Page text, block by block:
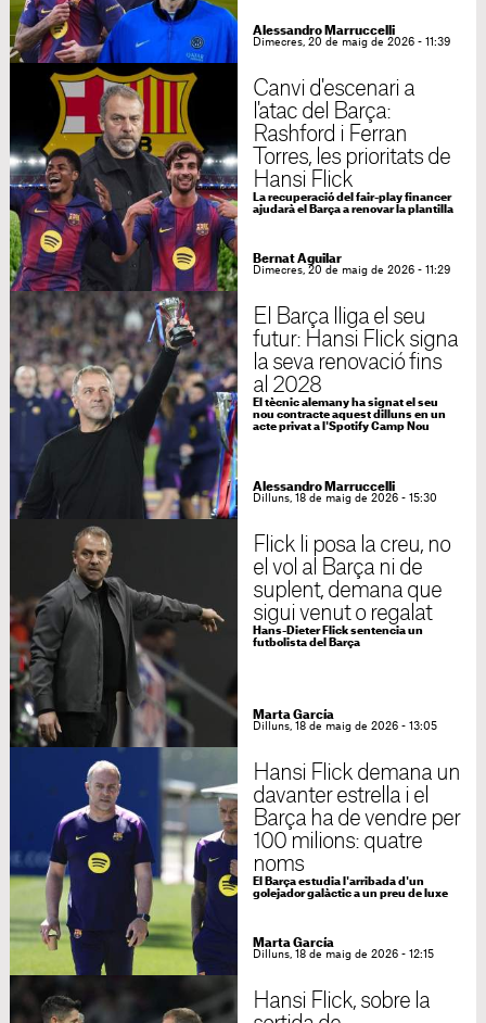
Alessandro Marruccelli
Dimecres, 20 de maig de 2026 - 11:39
Canvi d'escenari a
l'atac del Barça:
Rashford i Ferran
Torres, les prioritats de
Hansi Flick
La recuperació del fair-play financer
ajudarà el Barça a renovar la plantilla
Bernat Aguilar
Dimecres, 20 de maig de 2026 - 11:29
El Barça lliga el seu
futur: Hansi Flick signa
la seva renovació fins
al 2028
El tècnic alemany ha signat el seu
nou contracte aquest dilluns en un
acte privat a l'Spotify Camp Nou
Alessandro Marruccelli
Dilluns, 18 de maig de 2026 - 15:30
Flick li posa la creu, no
el vol al Barça ni de
suplent, demana que
sigui venut o regalat
Hans-Dieter Flick sentencia un
futbolista del Barça
Marta García
Dilluns, 18 de maig de 2026 - 13:05
Hansi Flick demana un
davanter estrella i el
Barça ha de vendre per
100 milions: quatre
noms
El Barça estudia l'arribada d'un
golejador galàctic a un preu de luxe
Marta García
Dilluns, 18 de maig de 2026 - 12:15
Hansi Flick, sobre la